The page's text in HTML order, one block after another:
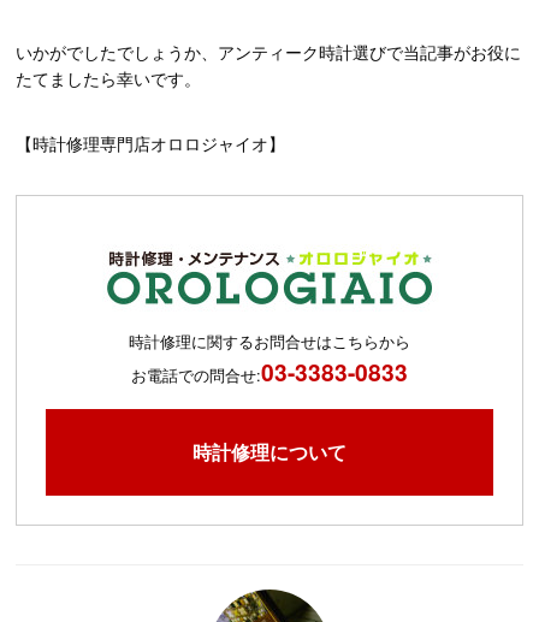
いかがでしたでしょうか、アンティーク時計選びで当記事がお役に
たてましたら幸いです。
【時計修理専門店オロロジャイオ】
時計修理に関するお問合せはこちらから
お電話での問合せ:03-3383-0833
時計修理について